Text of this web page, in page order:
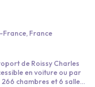
France, France
de Roissy Charles
en voiture ou par
chambres et 6 salles